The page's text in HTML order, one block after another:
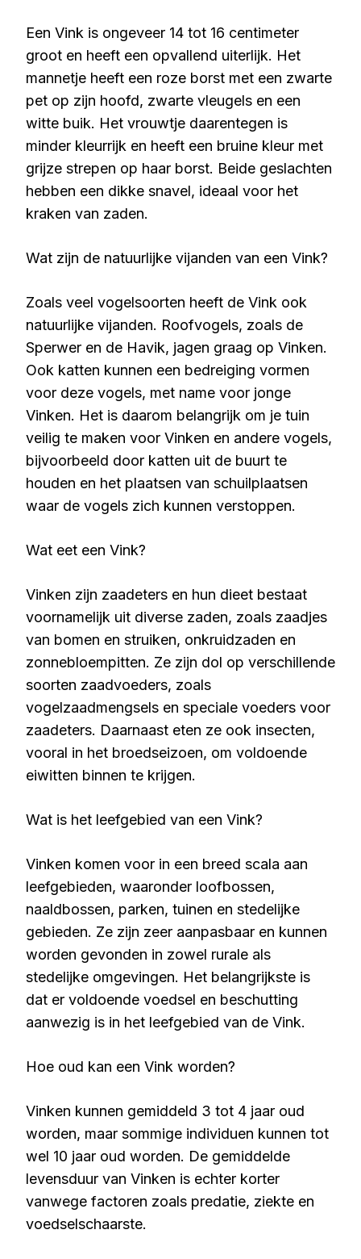
Een Vink is ongeveer 14 tot 16 centimeter
groot en heeft een opvallend uiterlijk. Het
mannetje heeft een roze borst met een zwarte
pet op zijn hoofd, zwarte vleugels en een
witte buik. Het vrouwtje daarentegen is
minder kleurrijk en heeft een bruine kleur met
grijze strepen op haar borst. Beide geslachten
hebben een dikke snavel, ideaal voor het
kraken van zaden.
Wat zijn de natuurlijke vijanden van een Vink?
Zoals veel vogelsoorten heeft de Vink ook
natuurlijke vijanden. Roofvogels, zoals de
Sperwer en de Havik, jagen graag op Vinken.
Ook katten kunnen een bedreiging vormen
voor deze vogels, met name voor jonge
Vinken. Het is daarom belangrijk om je tuin
veilig te maken voor Vinken en andere vogels,
bijvoorbeeld door katten uit de buurt te
houden en het plaatsen van schuilplaatsen
waar de vogels zich kunnen verstoppen.
Wat eet een Vink?
Vinken zijn zaadeters en hun dieet bestaat
voornamelijk uit diverse zaden, zoals zaadjes
van bomen en struiken, onkruidzaden en
zonnebloempitten. Ze zijn dol op verschillende
soorten zaadvoeders, zoals
vogelzaadmengsels en speciale voeders voor
zaadeters. Daarnaast eten ze ook insecten,
vooral in het broedseizoen, om voldoende
eiwitten binnen te krijgen.
Wat is het leefgebied van een Vink?
Vinken komen voor in een breed scala aan
leefgebieden, waaronder loofbossen,
naaldbossen, parken, tuinen en stedelijke
gebieden. Ze zijn zeer aanpasbaar en kunnen
worden gevonden in zowel rurale als
stedelijke omgevingen. Het belangrijkste is
dat er voldoende voedsel en beschutting
aanwezig is in het leefgebied van de Vink.
Hoe oud kan een Vink worden?
Vinken kunnen gemiddeld 3 tot 4 jaar oud
worden, maar sommige individuen kunnen tot
wel 10 jaar oud worden. De gemiddelde
levensduur van Vinken is echter korter
vanwege factoren zoals predatie, ziekte en
voedselschaarste.